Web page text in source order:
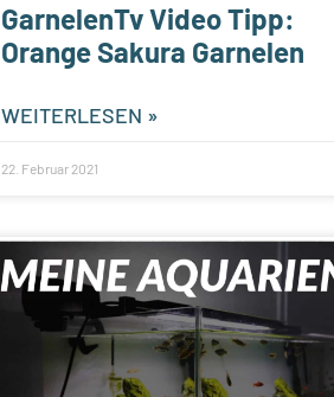
GarnelenTv Video Tipp:
Orange Sakura Garnelen
WEITERLESEN »
22. Februar 2021